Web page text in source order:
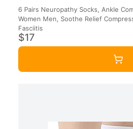
6 Pairs Neuropathy Socks, Ankle
Women Men, Soothe Relief
Fasciitis
$17